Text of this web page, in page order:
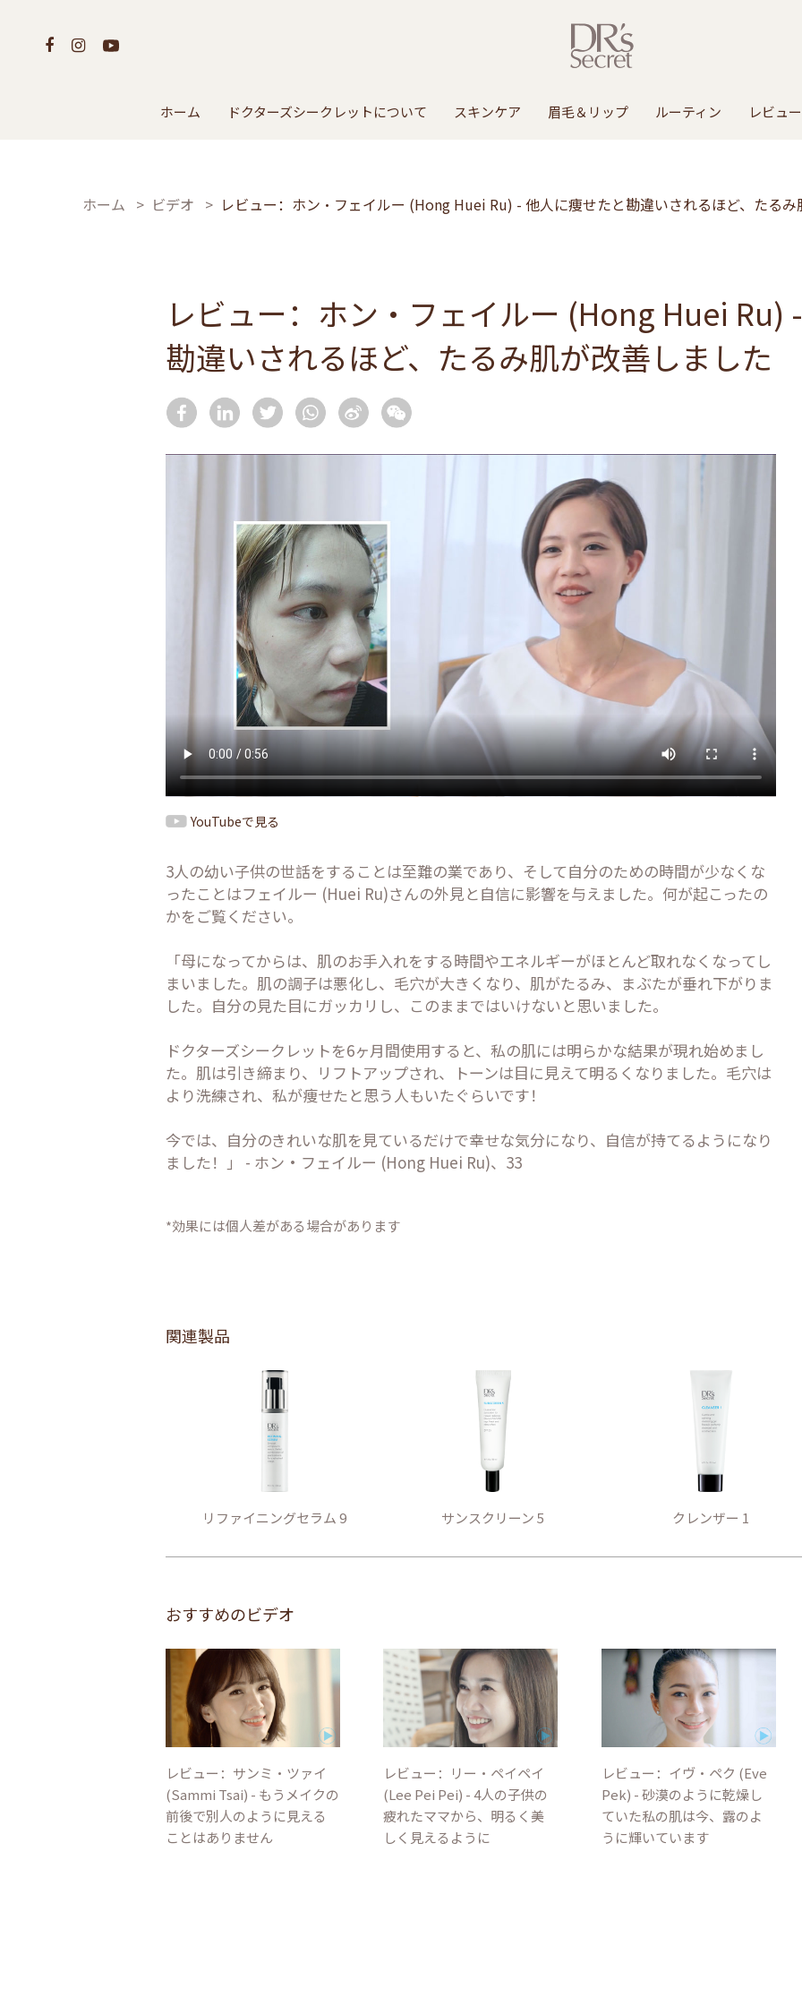
ホーム ドクターズシークレットについて スキンケア 眉毛＆リップ ルーティン レビュー
ホーム ビデオ レビュー：ホン・フェイルー (Hong Huei Ru) - 他人に痩せたと勘違いされるほど、たる
レビュー：ホン・フェイルー (Hong Huei Ru)
勘違いされるほど、たるみ肌が改善しました
YouTubeで見る
3人の幼い子供の世話をすることは至難の業であり、そして自分のための時間が少なくな
ったことはフェイルー (Huei Ru)さんの外見と自信に影響を与えました。何が起こったの
かをご覧ください。
「母になってからは、肌のお手入れをする時間やエネルギーがほとんど取れなくなってし
まいました。肌の調子は悪化し、毛穴が大きくなり、肌がたるみ、まぶたが垂れ下がりま
した。自分の見た目にガッカリし、このままではいけないと思いました。
ドクターズシークレットを6ヶ月間使用すると、私の肌には明らかな結果が現れ始めまし
た。肌は引き締まり、リフトアップされ、トーンは目に見えて明るくなりました。毛穴は
より洗練され、私が痩せたと思う人もいたぐらいです！
今では、自分のきれいな肌を見ているだけで幸せな気分になり、自信が持てるようになり
ました！」 - ホン・フェイルー (Hong Huei Ru)、33
*効果には個人差がある場合があります
関連製品
リファイニングセラム 9 サンスクリーン 5 クレンザー 1
おすすめのビデオ
レビュー：サンミ・ツァイ
(Sammi Tsai) - もうメイクの
前後で別人のように見える
ことはありません
レビュー：リー・ペイペイ
(Lee Pei Pei) - 4人の子供の
疲れたママから、明るく美
しく見えるように
レビュー：イヴ・ペク (Eve
Pek) - 砂漠のように乾燥し
ていた私の肌は今、露のよ
うに輝いています